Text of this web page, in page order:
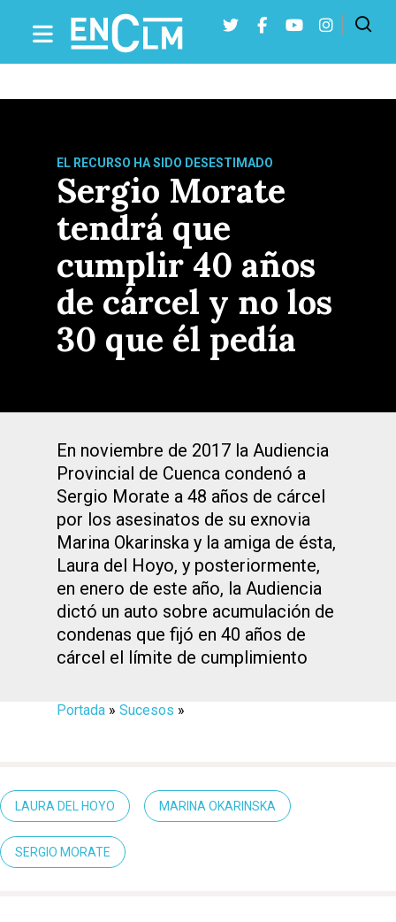
EL RECURSO HA SIDO DESESTIMADO
Sergio Morate
tendrá que
cumplir 40 años
de cárcel y no los
30 que él pedía
En noviembre de 2017 la Audiencia
Provincial de Cuenca condenó a
Sergio Morate a 48 años de cárcel
por los asesinatos de su exnovia
Marina Okarinska y la amiga de ésta,
Laura del Hoyo, y posteriormente,
en enero de este año, la Audiencia
dictó un auto sobre acumulación de
condenas que fijó en 40 años de
cárcel el límite de cumplimiento
Portada » Sucesos »
LAURA DEL HOYO MARINA OKARINSKA
SERGIO MORATE